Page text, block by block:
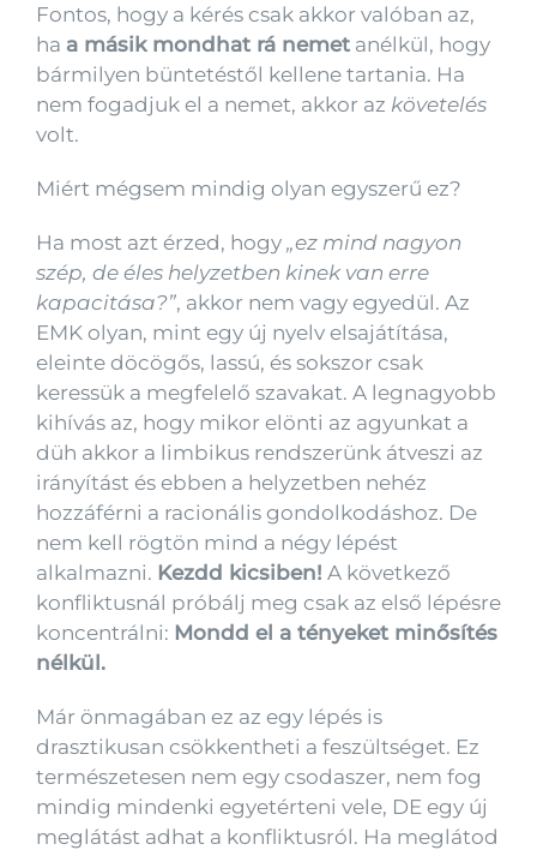
Fontos, hogy a kérés csak akkor valóban az,
ha a másik mondhat rá nemet anélkül, hogy
bármilyen büntetéstől kellene tartania. Ha
nem fogadjuk el a nemet, akkor az követelés
volt.
Miért mégsem mindig olyan egyszerű ez?
Ha most azt érzed, hogy „ez mind nagyon
szép, de éles helyzetben kinek van erre
kapacitása?”, akkor nem vagy egyedül. Az
EMK olyan, mint egy új nyelv elsajátítása,
eleinte döcögős, lassú, és sokszor csak
keressük a megfelelő szavakat. A legnagyobb
kihívás az, hogy mikor elönti az agyunkat a
düh akkor a limbikus rendszerünk átveszi az
irányítást és ebben a helyzetben nehéz
hozzáférni a racionális gondolkodáshoz. De
nem kell rögtön mind a négy lépést
alkalmazni. Kezdd kicsiben! A következő
konfliktusnál próbálj meg csak az első lépésre
koncentrálni: Mondd el a tényeket minősítés
nélkül.
Már önmagában ez az egy lépés is
drasztikusan csökkentheti a feszültséget. Ez
természetesen nem egy csodaszer, nem fog
mindig mindenki egyetérteni vele, DE egy új
meglátást adhat a konfliktusról. Ha meglátod